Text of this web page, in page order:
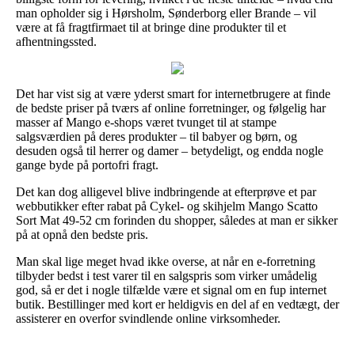
man opholder sig i Hørsholm, Sønderborg eller Brande – vil
være at få fragtfirmaet til at bringe dine produkter til et
afhentningssted.
Det har vist sig at være yderst smart for internetbrugere at finde
de bedste priser på tværs af online forretninger, og følgelig har
masser af Mango e-shops været tvunget til at stampe
salgsværdien på deres produkter – til babyer og børn, og
desuden også til herrer og damer – betydeligt, og endda nogle
gange byde på portofri fragt.
Det kan dog alligevel blive indbringende at efterprøve et par
webbutikker efter rabat på Cykel- og skihjelm Mango Scatto
Sort Mat 49-52 cm forinden du shopper, således at man er sikker
på at opnå den bedste pris.
Man skal lige meget hvad ikke overse, at når en e-forretning
tilbyder bedst i test varer til en salgspris som virker umådelig
god, så er det i nogle tilfælde være et signal om en fup internet
butik. Bestillinger med kort er heldigvis en del af en vedtægt, der
assisterer en overfor svindlende online virksomheder.